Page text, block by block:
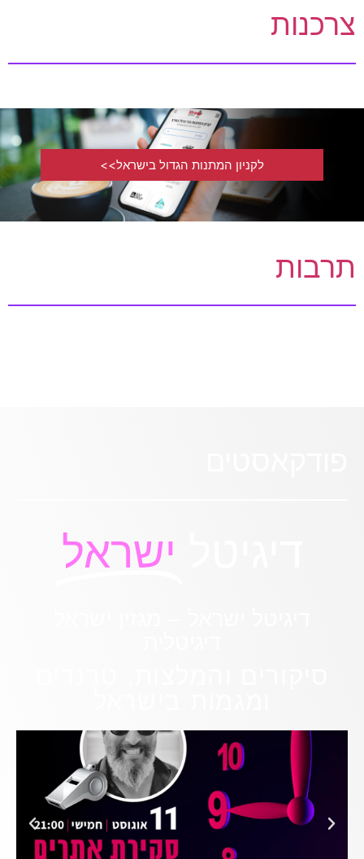
צרכנות
לקניון המתנות הגדול בישראל>>
תרבות
ישראל